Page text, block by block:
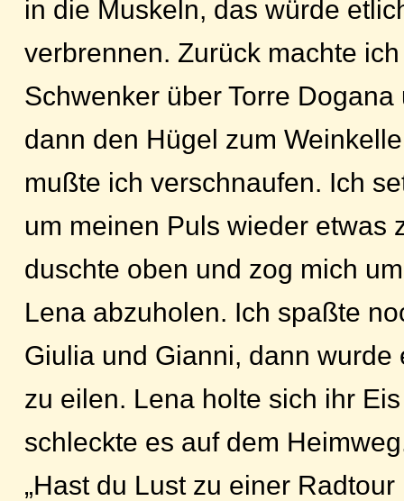
in die Muskeln, das würde
verbrennen. Zurück machte
Schwenker über Torre
dann den Hügel zum
mußte ich verschnaufen. Ich
um meinen Puls wieder etwas
duschte oben und zog mich
Lena abzuholen. Ich spaßte
Giulia und Gianni, dann wurde
zu eilen. Lena holte sich ihr
schleckte es auf dem
„Hast du Lust zu einer